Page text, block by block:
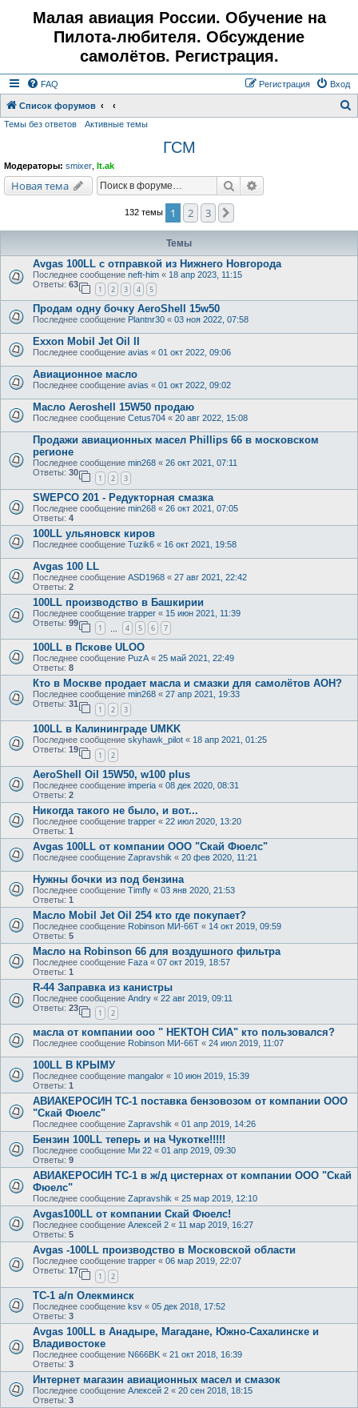
Малая авиация России. Обучение на
Пилота-любителя. Обсуждение
самолётов. Регистрация.
FAQ Вход
Регистрация
Список форумов
Темы без ответов Активные темы
ГСМ
Модераторы: smixer lt.ak
Новая тема Поиск
132 темы 1 2 3
Темы
Avgas 100LL с отправкой из Нижнего Новгорода
Последнее сообщение neft-him « 18 апр 2023, 11:15
Ответы: 63
1 2 3 4 5
Продам одну бочку AeroShell 15w50
Последнее сообщение Plantnr30 « 03 ноя 2022, 07:58
Exxon Mobil Jet Oil II
Последнее сообщение avias « 01 окт 2022, 09:06
Авиационное масло
Последнее сообщение avias « 01 окт 2022, 09:02
Масло Aeroshell 15W50 продаю
Последнее сообщение Cetus704 « 20 авг 2022, 15:08
Продажи авиационных масел Phillips 66 в московском
регионе
Последнее сообщение min268 « 26 окт 2021, 07:11
Ответы: 30
1 2 3
SWEPCO 201 - Редукторная смазка
Последнее сообщение min268 « 26 окт 2021, 07:05
Ответы: 4
100LL ульяновск киров
Последнее сообщение Tuzik6 « 16 окт 2021, 19:58
Avgas 100 LL
Последнее сообщение ASD1968 « 27 авг 2021, 22:42
Ответы: 2
100LL производство в Башкирии
Последнее сообщение trapper « 15 июн 2021, 11:39
Ответы: 99
1 4 5 6 7
100LL в Пскове ULOO
Последнее сообщение PuzA« 25 май 2021, 22:49
Ответы: 8
Кто в Москве продает масла и смазки для самолётов АОН?
Последнее сообщение min268 « 27 апр 2021, 19:33
Ответы: 31
1 2 3
100LL в Калининграде UMKK
Последнее сообщение skyhawk_pilot « 18 апр 2021, 01:25
Ответы: 19
1 2
AeroShell Oil 15W50, w100 plus
Последнее сообщение imperia « 08 дек 2020, 08:31
Ответы: 2
Никогда такого не было, и вот...
Последнее сообщение trapper « 22 июл 2020, 13:20
Ответы: 1
Avgas 100LL от компании ООО "Скай Фюелс"
Последнее сообщение Zapravshik « 20 фев 2020, 11:21
Нужны бочки из под бензина
Последнее сообщение Timfly « 03 янв 2020, 21:53
Ответы: 1
Масло Mobil Jet Oil 254 кто где покупает?
Последнее сообщение Robinson МИ-66Т « 14 окт 2019, 09:59
Ответы: 5
Масло на Robinson 66 для воздушного фильтра
Последнее сообщение Faza « 07 окт 2019, 18:57
Ответы: 1
R-44 Заправка из канистры
Последнее сообщение Andry « 22 авг 2019, 09:11
Ответы: 23
1 2
масла от компании ооо " НЕКТОН СИА" кто пользовался?
Последнее сообщение Robinson МИ-66Т « 24 июл 2019, 11:07
100LL В КРЫМУ
Последнее сообщение mangalor « 10 июн 2019, 15:39
Ответы: 1
АВИАКЕРОСИН ТС-1 поставка бензовозом от компании ООО
"Скай Фюелс"
Последнее сообщение Zapravshik « 01 апр 2019, 14:26
Бензин 100LL теперь и на Чукотке!!!!!
Последнее сообщение Ми 22 « 01 апр 2019, 09:30
Ответы: 9
АВИАКЕРОСИН ТС-1 в ж/д цистернах от компании ООО "Скай
Фюелс"
Последнее сообщение Zapravshik « 25 мар 2019, 12:10
Avgas100LL от компании Скай Фюелс!
Последнее сообщение Алексей 2 « 11 мар 2019, 16:27
Ответы: 5
Avgas -100LL производство в Московской области
Последнее сообщение trapper « 06 мар 2019, 22:07
Ответы: 17
1 2
ТС-1 а/п Олекминск
Последнее сообщение ksv « 05 дек 2018, 17:52
Ответы: 3
Avgas 100LL в Анадыре, Магадане, Южно-Сахалинске и
Владивостоке
Последнее сообщение N666BK « 21 окт 2018, 16:39
Ответы: 3
Интернет магазин авиационных масел и смазок
Последнее сообщение Алексей 2 « 20 сен 2018, 18:15
Ответы: 3